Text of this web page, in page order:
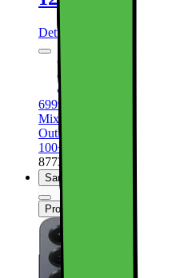
Dette produkt er blevet
6,2” FHD+
4.000mAh batteri,
6999.-
Mix & Match
Outlet-pris fra 5389.-
100+ på lager online
| På
877359
Sammenlign
Produktdatablad